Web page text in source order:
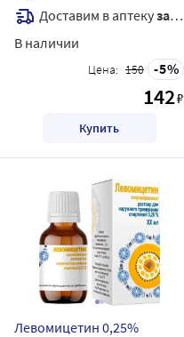
Доставим в аптекузавтра
В наличии
Цена: 150 5
142₽
Купить
Левомицетин 0,25%